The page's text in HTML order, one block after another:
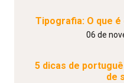
Tipografia: O que
06 de
5 dicas de
de